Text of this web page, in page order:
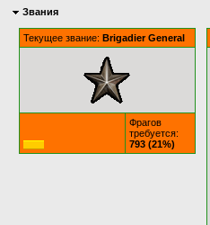
Звания
Текущее звание: Brigadier General
Фрагов
требуется:
793 (21%)